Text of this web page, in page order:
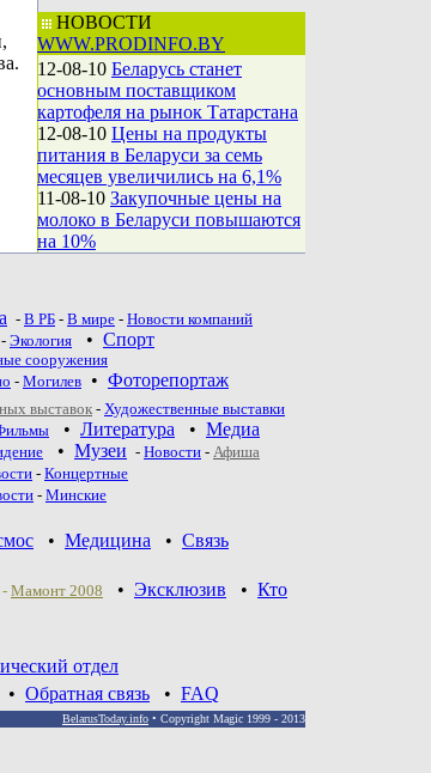
НОВОСТИ
WWW.PRODINFO.BY
12-08-10 Беларусь станет
основным поставщиком
картофеля на рынок Татарстана
12-08-10 Цены на продукты
питания в Беларуси за семь
месяцев увеличились на 6,1%
11-08-10 Закупочные цены на
молоко в Беларуси повышаются
на 10%
- В РБ - В мире - Новости компаний
- Экология • Спорт
сооружения
- Могилев • Фоторепортаж
выставок - Художественные выставки
• Литература • Медиа
• Музеи - Новости - Афиша
- Концертные
- Минские
• Медицина • Связь
- Мамонт 2008 • Эксклюзив • Кто
отдел
• Обратная связь • FAQ
BelarusToday.info • Copyright Magic 1999 - 2013